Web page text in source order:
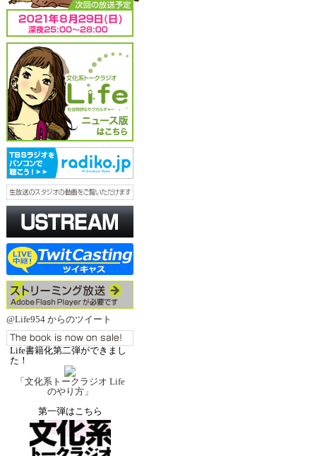
@Life954 からのツイート
Life書籍化第二弾ができまし
た！
「文化系トークラジオ Life
のやり方」
第一弾はこちら